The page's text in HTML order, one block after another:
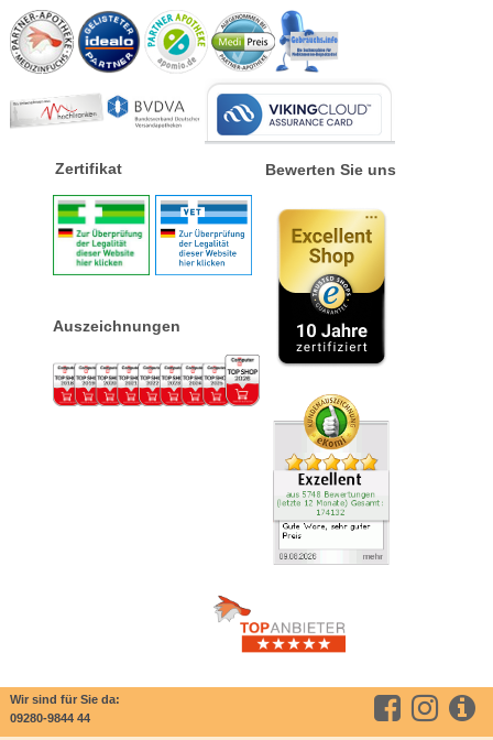
Zertifikat
Auszeichnungen
Bewerten Sie uns
Wir sind für Sie da:
09280-9844 44